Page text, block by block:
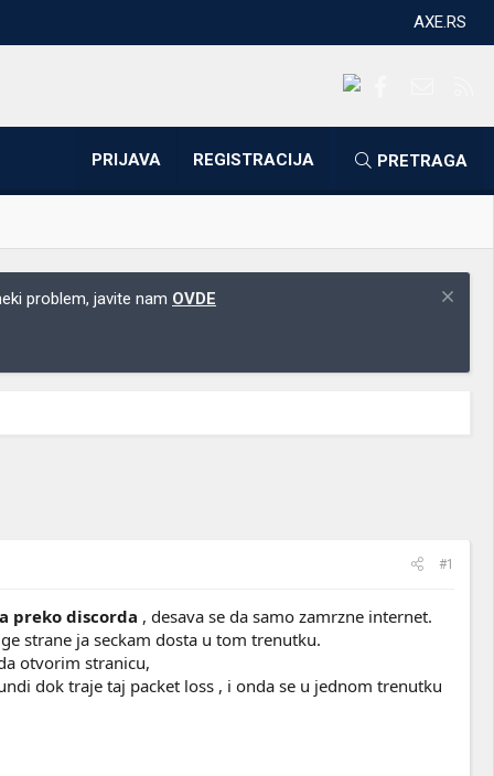
AXE.RS
PRIJAVA REGISTRACIJA PRETRAGA
problem, javite nam OVDE
#1
preko discorda , desava se da samo zamrzne internet.
strane ja seckam dosta u tom trenutku.
otvorim stranicu,
dok traje taj packet loss , i onda se u jednom trenutku